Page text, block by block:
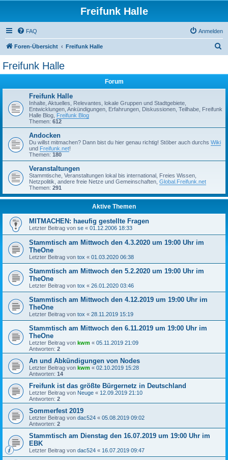
Freifunk Halle
FAQ Anmelden
Foren-Übersicht Freifunk Halle
Freifunk Halle
Forum
Freifunk Halle
Inhalte, Aktuelles, Relevantes, lokale Gruppen und Stadtgebiete,
Entwicklungen, Ankündigungen, Erfahrungen, Diskussionen, Teilhabe, Freifunk
Halle Blog, Freifunk Blog
Themen: 612
Andocken
Du willst mitmachen? Dann bist du hier genau richtig! Stöber auch durchs Wiki
und Freifunk.net!
Themen: 180
Veranstaltungen
Stammtische, Veranstaltungen lokal bis international, Freies Wissen,
Netzpolitik, andere freie Netze und Gemeinschaften, Global.Freifunk.net
Themen: 291
Aktive Themen
MITMACHEN: haeufig gestellte Fragen
Letzter Beitrag von se « 01.12.2006 18:33
Stammtisch am Mittwoch den 4.3.2020 um 19:00 Uhr im
TheOne
Letzter Beitrag von tox « 01.03.2020 06:38
Stammtisch am Mittwoch den 5.2.2020 um 19:00 Uhr im
TheOne
Letzter Beitrag von tox « 26.01.2020 03:46
Stammtisch am Mittwoch den 4.12.2019 um 19:00 Uhr im
TheOne
Letzter Beitrag von tox « 28.11.2019 15:19
Stammtisch am Mittwoch den 6.11.2019 um 19:00 Uhr im
TheOne
Letzter Beitrag von kwm « 05.11.2019 21:09
Antworten: 2
An und Abkündigungen von Nodes
Letzter Beitrag von kwm « 02.10.2019 15:28
Antworten: 14
Freifunk ist das größte Bürgernetz in Deutschland
Letzter Beitrag von Neuge « 12.09.2019 21:10
Antworten: 2
Sommerfest 2019
Letzter Beitrag von dac524 « 05.08.2019 09:02
Antworten: 2
Stammtisch am Dienstag den 16.07.2019 um 19:00 Uhr im
EBK
Letzter Beitrag von dac524 « 16.07.2019 09:47